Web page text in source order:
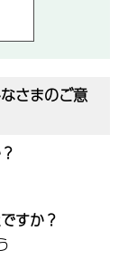
さまのご意
すか？